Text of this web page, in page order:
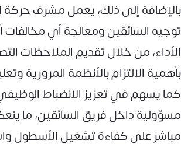
بالإضافة إلى ذلك، يعمل مشرف حركة
توجيه السائقين ومعالجة أي
الأداء، من خلال تقديم الملاحظات
بأهمية الالتزام بالأنظمة المرورية
كما يسهم في تعزيز الانضباط
مسؤولية داخل فريق السائقين، ما
مباشر على كفاءة تشغيل الأسطول